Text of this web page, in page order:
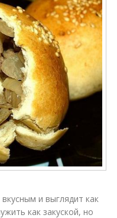
и выглядит как
как закуской, но